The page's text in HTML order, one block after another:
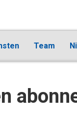
Team